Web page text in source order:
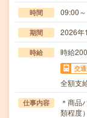
時間 09:00
期間 2026年
時給 時給
交
全額支
仕事内容
＊商品
類程度